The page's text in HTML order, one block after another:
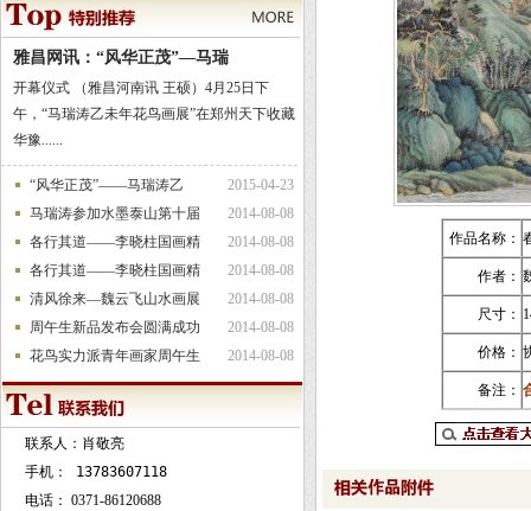
雅昌网讯：“风华正茂”—马瑞
开幕仪式 （雅昌河南讯 王硕）4月25日下
午，“马瑞涛乙未年花鸟画展”在郑州天下收藏
华豫......
“风华正茂”——马瑞涛乙
2015-04-23
马瑞涛参加水墨泰山第十届
2014-08-08
各行其道——李晓柱国画精
2014-08-08
各行其道——李晓柱国画精
2014-08-08
清风徐来—魏云飞山水画展
2014-08-08
周午生新品发布会圆满成功
2014-08-08
花鸟实力派青年画家周午生
2014-08-08
联系人：肖敬亮
手机：
13783607118
电话： 0371-86120688
作品名称：
作者：
尺寸：
价格：
备注：